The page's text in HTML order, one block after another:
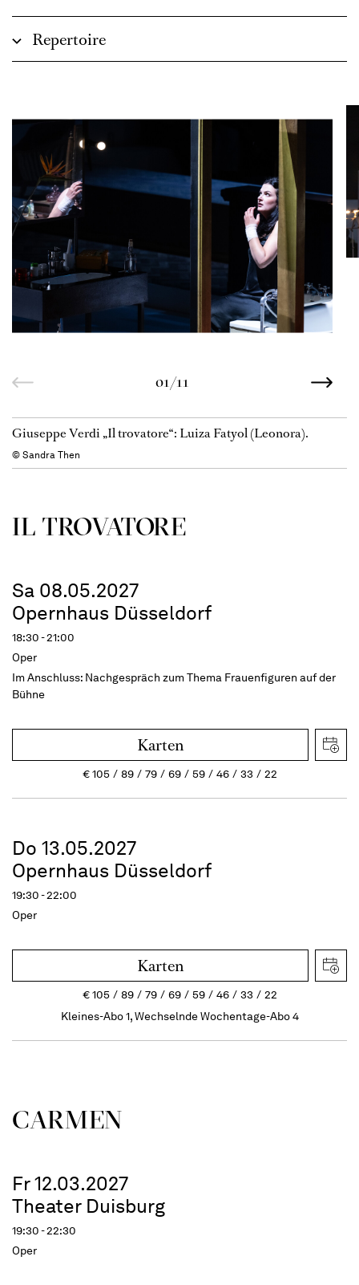
Repertoire
01/11
Giuseppe Verdi „Il trovatore“: Luiza Fatyol (Leonora).
© Sandra Then
IL TROVA­TORE
Sa 08.05.2027
Opernhaus Düsseldorf
18:30 - 21:00
Oper
Im Anschluss: Nachgespräch zum Thema Frauenfiguren auf der
Bühne
Karten
€105 89 79 69 59 46 33 22
Do 13.05.2027
Opernhaus Düsseldorf
19:30 - 22:00
Oper
Karten
€105 89 79 69 59 46 33
22
Kleines-Abo 1, Wechselnde Wochentage-Abo 4
CARMEN
Fr 12.03.2027
Theater Duisburg
19:30 - 22:30
Oper